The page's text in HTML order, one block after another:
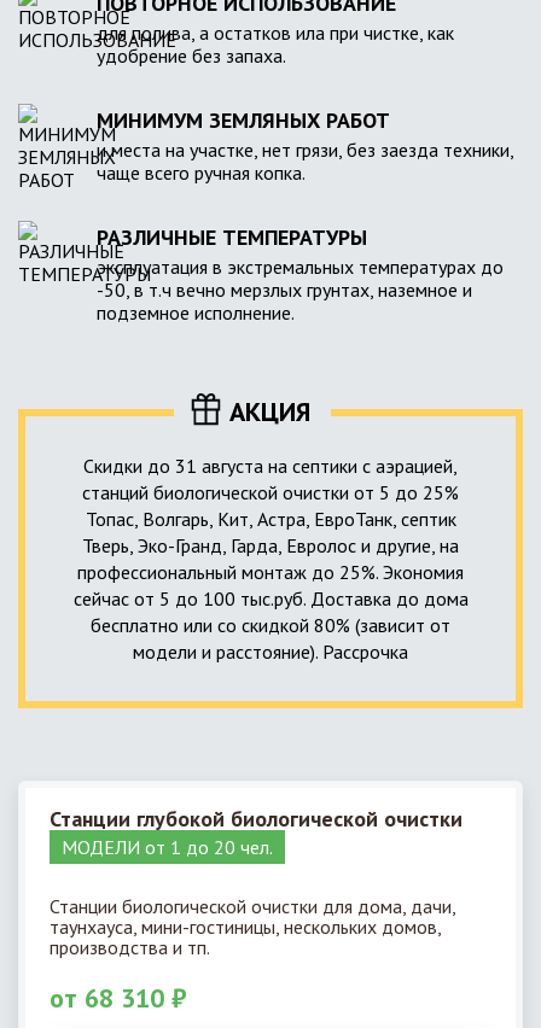
для полива, а остатков ила при чистке, как
удобрение без запаха.
МИНИМУМ ЗЕМЛЯНЫХ РАБОТ
и места на участке, нет грязи, без заезда техники,
чаще всего ручная копка.
РАЗЛИЧНЫЕ ТЕМПЕРАТУРЫ
эксплуатация в экстремальных температурах до
-50, в т.ч вечно мерзлых грунтах, наземное и
подземное исполнение.
АКЦИЯ
Скидки до 31 августа на септики с аэрацией,
станций биологической очистки от 5 до 25%
Топас, Волгарь, Кит, Астра, ЕвроТанк, септик
Тверь, Эко-Гранд, Гарда, Евролос и другие, на
профессиональный монтаж до 25%. Экономия
сейчас от 5 до 100 тыс.руб. Доставка до дома
бесплатно или со скидкой 80% (зависит от
модели и расстояние). Рассрочка
Станции глубокой биологической очистки
МОДЕЛИ от 1 до 20 чел.
Станции биологической очистки для дома, дачи,
таунхауса, мини-гостиницы, нескольких домов,
производства и тп.
от 68 310 ₽